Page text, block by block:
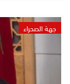
جهة الصحراء